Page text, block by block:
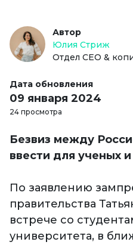
Автор
Юлия Стриж
Отдел СЕО &
Дата обновления
09 января 2024
24 просмотра
Безвиз между
ввести для ученых
По заявлению
правительства
встрече со
университета, в